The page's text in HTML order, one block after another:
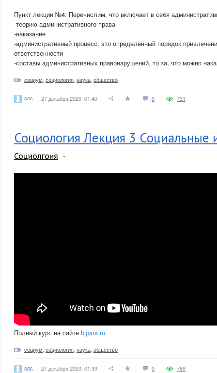
Пункт лекции №4: Перечислим, что включает в себя
-теорию административного права
-наказание
-административный процесс, это определённый порядок
ответственности
-составы административных правонарушений, то за, что можно
социум социология наука общество
soc 27 декабря 2020, 01:40 0 731
Социология Лекция 3 Социальные
Социолгоия
Полный курс на сайте bipars.ru
социум социология наука общество
soc 27 декабря 2020, 01:39 0 769